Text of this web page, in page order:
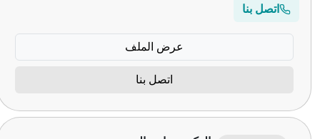
اتصل بنا
عرض الملف
اتصل بنا